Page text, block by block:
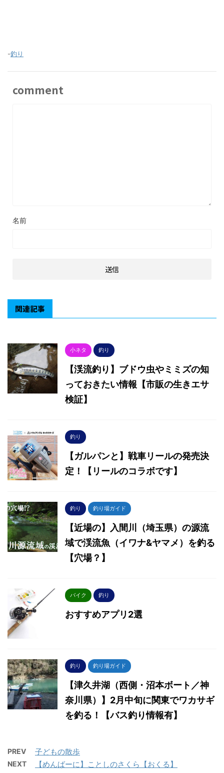
-釣り
comment
名前
関連記事
小ネタ 釣り
【渓流釣り】ブドウ虫やミミズの知
っておきたい情報【市販の生きエサ
検証】
釣り
【ガルパンと】戦車リールの発売決
定！【リールのコラボです】
釣り 釣り場ガイド
【近場の】入間川（埼玉県）の源流
域で渓流魚（イワナ&ヤマメ）を釣る
【穴場？】
バイク 釣り
おすすめアプリ2選
釣り 釣り場ガイド
【津久井湖（西側・沼本ボート／神
奈川県）】2月中旬に関東でワカサギ
を釣る！【バス釣り情報有】
PREV 子どもの散歩
NEXT 【めんばーに】ことしのさくら【おくる】